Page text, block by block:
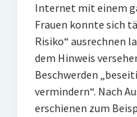
Internet mit einem
Frauen konnte sich
Risiko“ ausrechnen
dem Hinweis
Beschwerden
vermindern“. Nach
erschienen zum